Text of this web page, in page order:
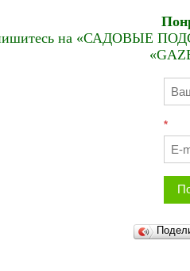
на «САДОВЫЕ
*